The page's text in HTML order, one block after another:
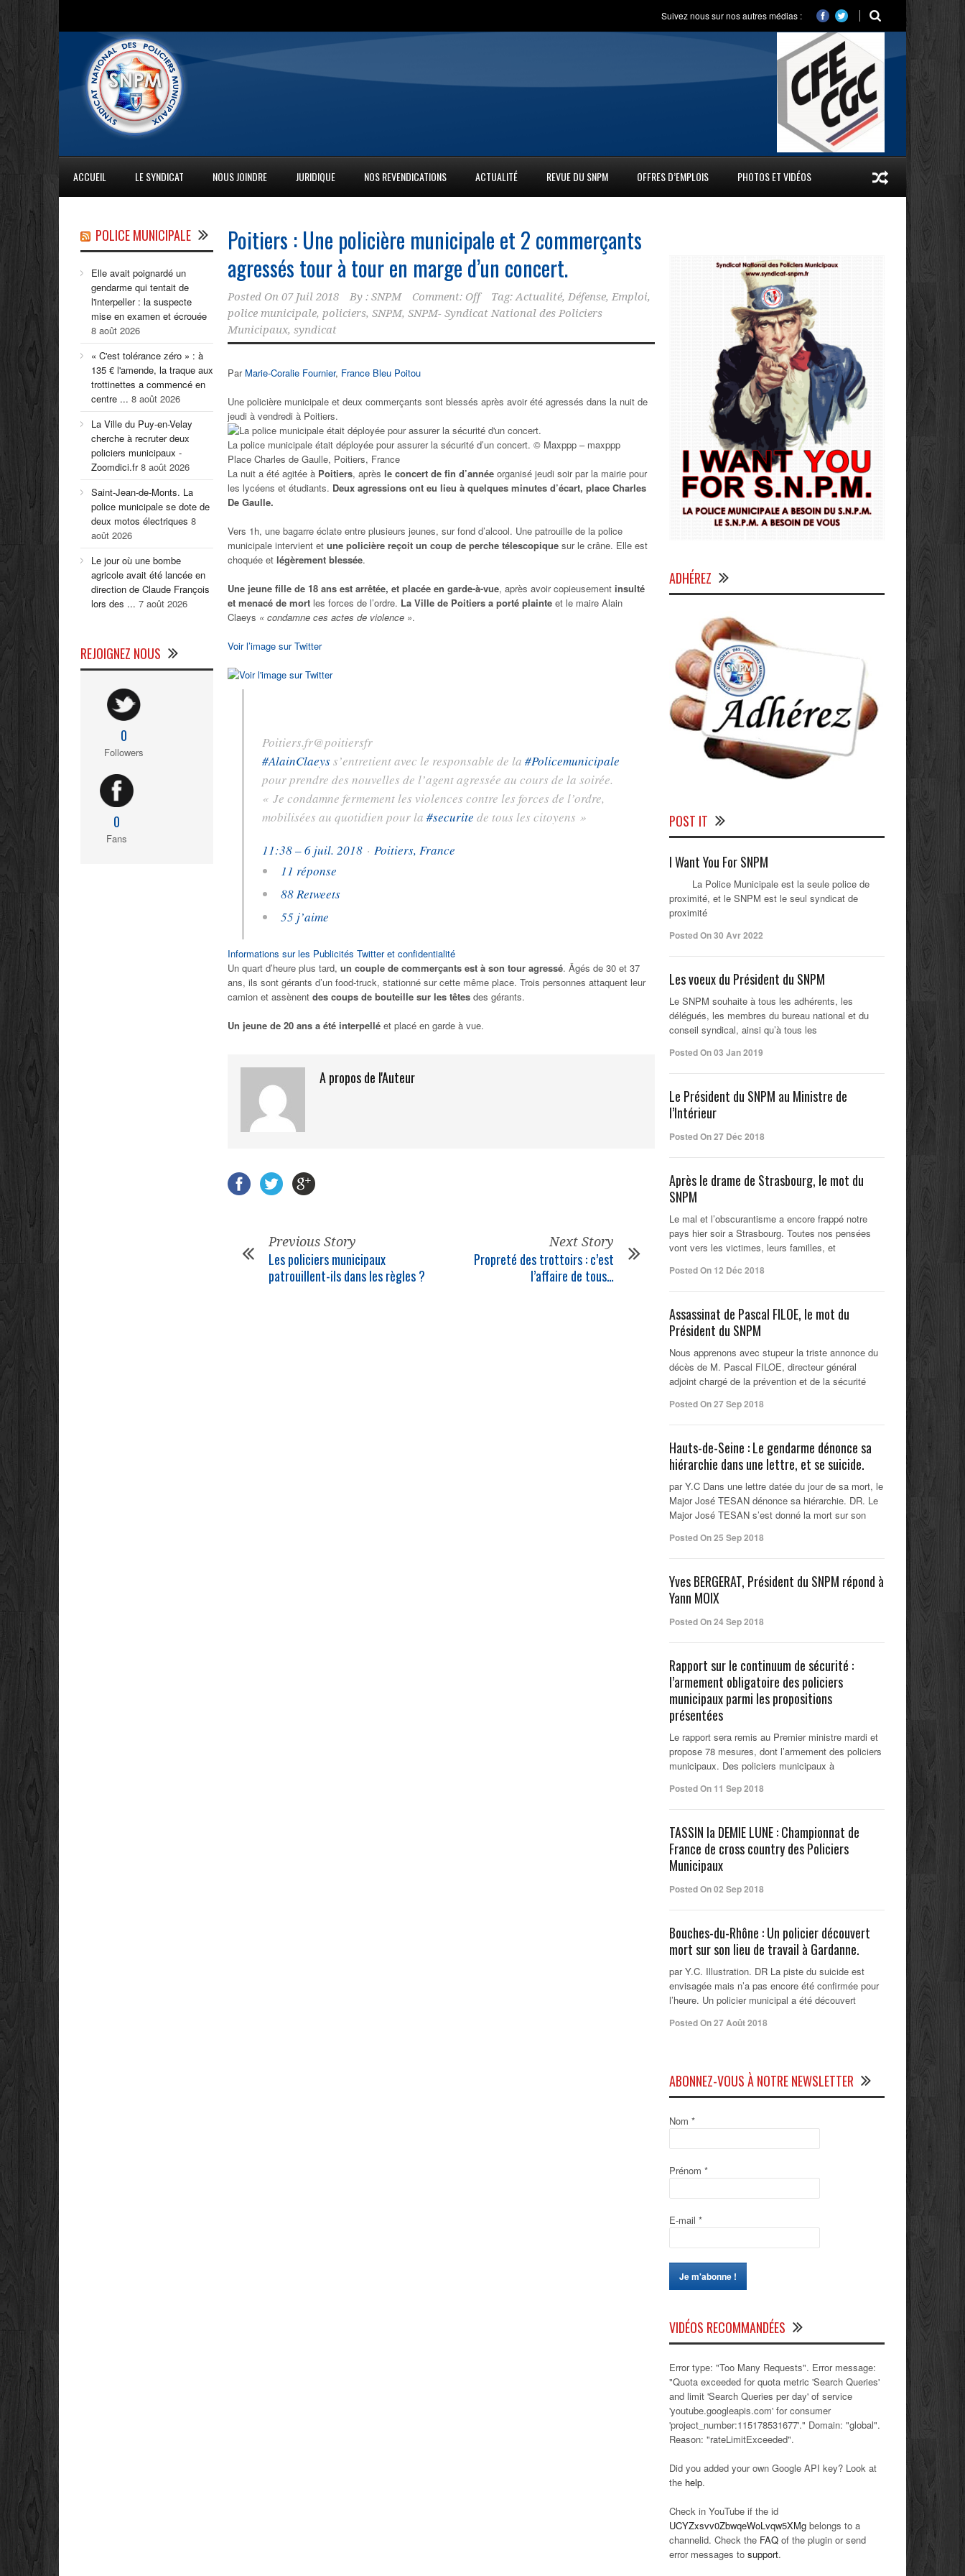
Suivez nous sur nos autres médias :
ACCUEIL LE SYNDICAT NOUS JOINDRE JURIDIQUE NOS REVENDICATIONS ACTUALITÉ REVUE DU SNPM OFFRES D’EMPLOIS PHOTOS ET VIDÉOS
Poitiers : Une policière municipale et 2 commerçants
agressés tour à tour en marge d’un concert.
Posted On 07 Juil 2018 By : SNPM Comment: Off Tag: Actualité, Défense, Emploi,
police municipale, policiers, SNPM, SNPM- Syndicat National des Policiers
Municipaux, syndicat
Par Marie-Coralie Fournier, France Bleu Poitou
Une policière municipale et deux commerçants sont blessés après avoir été agressés dans la nuit de
jeudi à vendredi à Poitiers.
La police municipale était déployée pour assurer la sécurité d’un concert. © Maxppp – maxppp
Place Charles de Gaulle, Poitiers, France
La nuit a été agitée à Poitiers, après le concert de fin d’année organisé jeudi soir par la mairie pour
les lycéens et étudiants. Deux agressions ont eu lieu à quelques minutes d’écart, place Charles
De Gaulle.
Vers 1h, une bagarre éclate entre plusieurs jeunes, sur fond d’alcool. Une patrouille de la police
municipale intervient et une policière reçoit un coup de perche télescopique sur le crâne. Elle est
choquée et légèrement blessée.
Une jeune fille de 18 ans est arrêtée, et placée en garde-à-vue, après avoir copieusement insulté
et menacé de mort les forces de l’ordre. La Ville de Poitiers a porté plainte et le maire Alain
Claeys « condamne ces actes de violence ».
Voir l’image sur Twitter
Poitiers.fr@poitiersfr
#AlainClaeyss’entretient avec le responsable de la #Policemunicipale
pour prendre des nouvelles de l’agent agressée au cours de la soirée.
« Je condamne fermement les violences contre les forces de l’ordre,
mobilisées au quotidien pour la #securite de tous les citoyens »
11:38 – 6 juil. 2018 · Poitiers, France
11 réponse
88 Retweets
55 j’aime
Informations sur les Publicités Twitter et confidentialité
Un quart d’heure plus tard, un couple de commerçants est à son tour agressé. Âgés de 30 et 37
ans, ils sont gérants d’un food-truck, stationné sur cette même place. Trois personnes attaquent leur
camion et assènent des coups de bouteille sur les têtes des gérants.
Un jeune de 20 ans a été interpellé et placé en garde à vue.
A propos de l'Auteur
Previous Story
Les policiers municipaux
patrouillent-ils dans les règles ?
Next Story
Propreté des trottoirs : c’est
l’affaire de tous…
POLICE MUNICIPALE
Elle avait poignardé un
gendarme qui tentait de
l'interpeller : la suspecte
mise en examen et écrouée
8 août 2026
« C'est tolérance zéro » : à
135 € l'amende, la traque aux
trottinettes a commencé en
centre ... 8 août 2026
La Ville du Puy-en-Velay
cherche à recruter deux
policiers municipaux -
Zoomdici.fr 8 août 2026
Saint-Jean-de-Monts. La
police municipale se dote de
deux motos électriques 8
août 2026
Le jour où une bombe
agricole avait été lancée en
direction de Claude François
lors des ... 7 août 2026
REJOIGNEZ NOUS
0
Followers
0
Fans
ADHÉREZ
POST IT
I Want You For SNPM
La Police Municipale est la seule police de
proximité, et le SNPM est le seul syndicat de
proximité
Posted On 30 Avr 2022
Les voeux du Président du SNPM
Le SNPM souhaite à tous les adhérents, les
délégués, les membres du bureau national et du
conseil syndical, ainsi qu’à tous les
Posted On 03 Jan 2019
Le Président du SNPM au Ministre de
l’Intérieur
Posted On 27 Déc 2018
Après le drame de Strasbourg, le mot du
SNPM
Le mal et l’obscurantisme a encore frappé notre
pays hier soir a Strasbourg. Toutes nos pensées
vont vers les victimes, leurs familles, et
Posted On 12 Déc 2018
Assassinat de Pascal FILOE, le mot du
Président du SNPM
Nous apprenons avec stupeur la triste annonce du
décès de M. Pascal FILOE, directeur général
adjoint chargé de la prévention et de la sécurité
Posted On 27 Sep 2018
Hauts-de-Seine : Le gendarme dénonce sa
hiérarchie dans une lettre, et se suicide.
par Y.C Dans une lettre datée du jour de sa mort, le
Major José TESAN dénonce sa hiérarchie. DR. Le
Major José TESAN s’est donné la mort sur son
Posted On 25 Sep 2018
Yves BERGERAT, Président du SNPM répond à
Yann MOIX
Posted On 24 Sep 2018
Rapport sur le continuum de sécurité :
l’armement obligatoire des policiers
municipaux parmi les propositions
présentées
Le rapport sera remis au Premier ministre mardi et
propose 78 mesures, dont l’armement des policiers
municipaux. Des policiers municipaux à
Posted On 11 Sep 2018
TASSIN la DEMIE LUNE : Championnat de
France de cross country des Policiers
Municipaux
Posted On 02 Sep 2018
Bouches-du-Rhône : Un policier découvert
mort sur son lieu de travail à Gardanne.
par Y.C. Illustration. DR La piste du suicide est
envisagée mais n’a pas encore été confirmée pour
l’heure. Un policier municipal a été découvert
Posted On 27 Août 2018
ABONNEZ-VOUS À NOTRE NEWSLETTER
Nom *
Prénom *
E-mail *
VIDÉOS RECOMMANDÉES
Error type: "Too Many Requests". Error message:
"Quota exceeded for quota metric 'Search Queries'
and limit 'Search Queries per day' of service
'youtube.googleapis.com' for consumer
'project_number:115178531677'." Domain: "global".
Reason: "rateLimitExceeded".
Did you added your own Google API key? Look at
the help.
Check in YouTube if the id
UCYZxsvv0ZbwqeWoLvqw5XMg belongs to a
channelid. Check the FAQ of the plugin or send
error messages to support.